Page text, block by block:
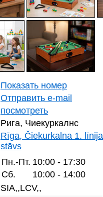
Показать номер
Отправить e-mail
посмотреть
Рига, Чиекуркалнс
Rīga, Čiekurkalna 1.
stāvs
Пн.-Пт. 10:00 - 17:30
Сб.
10:00 - 14:00
SIA,,LCV,,